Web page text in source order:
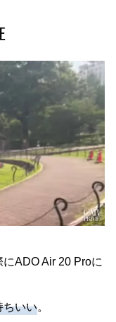
ADO Air 20 Proに
ちいい。